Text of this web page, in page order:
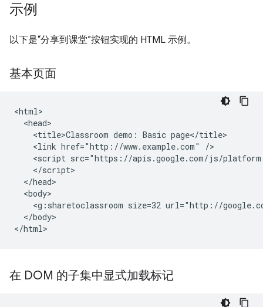
示例
以下是“分享到课堂”按钮实现的 HTML 示例。
基本页面
<html>
  <head>
    <title>Classroom demo: Basic page</title>
    <link href="http://www.example.com" />
<script src="https://apis.google.com/js/
    </script>
  </head>
  <body>
<g:sharetoclassroom size=32 url="http://
  </body>
在 DOM 的子集中显式加载标记